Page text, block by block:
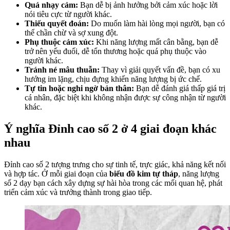
Quá nhạy cảm: Bạn dễ bị ảnh hưởng bởi cảm xúc hoặc lời
nói tiêu cực từ người khác.
Thiếu quyết đoán: Do muốn làm hài lòng mọi người, bạn có
thể chần chừ và sợ xung đột.
Phụ thuộc cảm xúc: Khi năng lượng mất cân bằng, bạn dễ
trở nên yếu đuối, dễ tổn thương hoặc quá phụ thuộc vào
người khác.
Tránh né mâu thuẫn: Thay vì giải quyết vấn đề, bạn có xu
hướng im lặng, chịu đựng khiến năng lượng bị ức chế.
Tự tin hoặc nghi ngờ bản thân: Bạn dễ đánh giá thấp giá trị
cá nhân, đặc biệt khi không nhận được sự công nhận từ người
khác.
Ý nghĩa Đỉnh cao số 2 ở 4 giai đoạn khác
nhau
Đỉnh cao số 2 tượng trưng cho sự tinh tế, trực giác, khả năng kết nối
và hợp tác. Ở mỗi giai đoạn của biểu đồ kim tự tháp, năng lượng
số 2 dạy bạn cách xây dựng sự hài hòa trong các mối quan hệ, phát
triển cảm xúc và trưởng thành trong giao tiếp.